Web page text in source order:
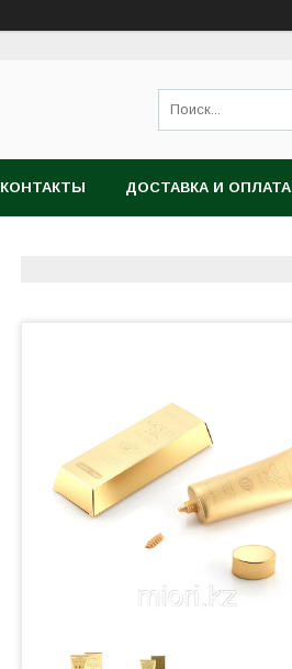
КОНТАКТЫ ДОСТАВКА И ОПЛАТА